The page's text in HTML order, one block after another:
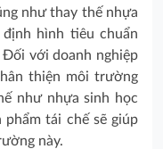
như thay thế nhựa
định hình tiêu chuẩn
với doanh nghiệp
thiện môi trường
như nhựa sinh học
phẩm tái chế sẽ giúp
này.